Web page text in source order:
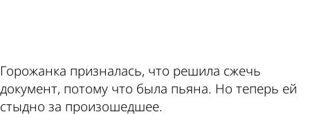
Горожанка призналась, что решила сжечь
документ, потому что была пьяна. Но теперь ей
стыдно за произошедшее.